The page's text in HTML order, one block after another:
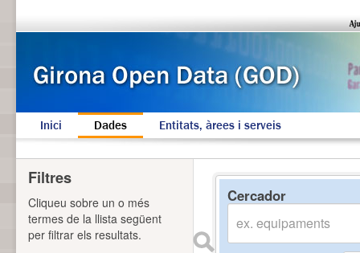
Inici Dades Entitats, àrees i serveis
Cercador
Filtres
Cliqueu sobre un o més
termes de la llista següent
per filtrar els resultats.